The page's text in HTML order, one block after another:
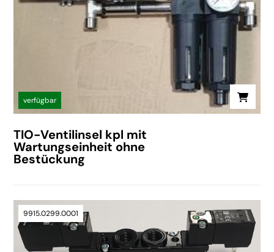
verfügbar
TIO-Ventilinsel kpl mit
Wartungseinheit ohne
Bestückung
9915.0299.0001